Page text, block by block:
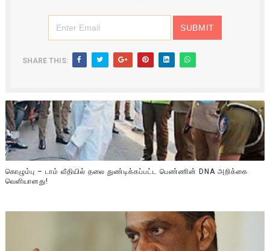
SHARE THIS:
கொழும்பு – டாம் வீதியில் தலை துண்டிக்கப்பட்ட பெண்ணின் DNA அறிக்கை
வௌியானது!